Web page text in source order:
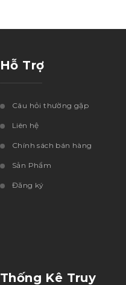
Hỗ Trợ
Câu hỏi thường gặp
Liên hệ
Chính sách bán hàng
Sản Phẩm
Đăng ký
Thống Kê Truy